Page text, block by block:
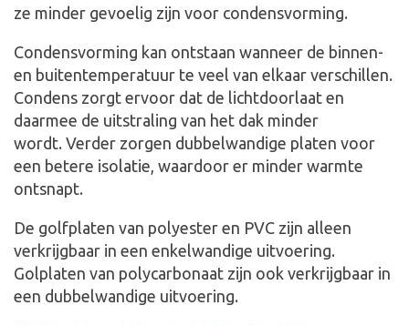
ze minder gevoelig zijn voor condensvorming.
Condensvorming kan ontstaan wanneer de binnen-
en buitentemperatuur te veel van elkaar verschillen.
Condens zorgt ervoor dat de lichtdoorlaat en
daarmee de uitstraling van het dak minder
wordt. Verder zorgen dubbelwandige platen voor
een betere isolatie, waardoor er minder warmte
ontsnapt.
De golfplaten van polyester en PVC zijn alleen
verkrijgbaar in een enkelwandige uitvoering.
Golplaten van polycarbonaat zijn ook verkrijgbaar in
een dubbelwandige uitvoering.